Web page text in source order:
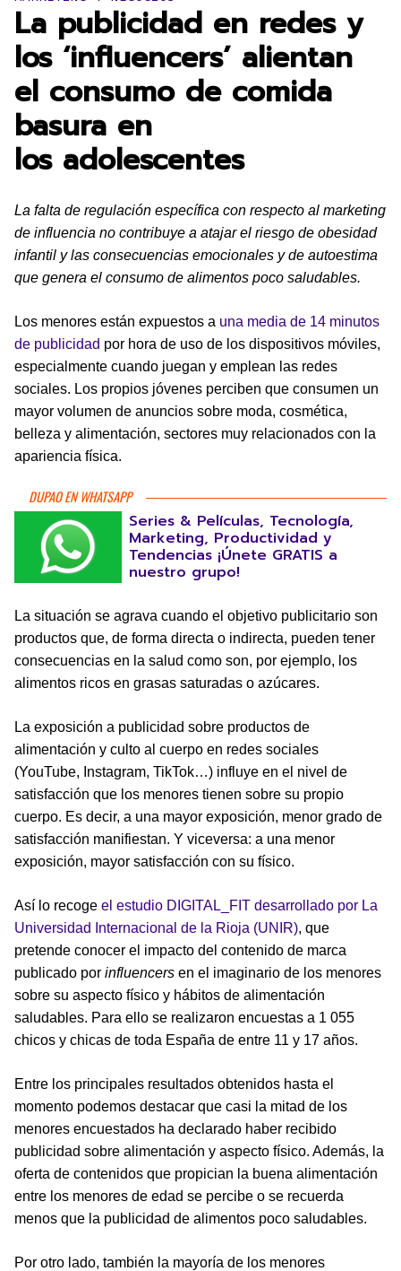
La publicidad en redes y
los ‘influencers’ alientan
el consumo de comida
basura en
los adolescentes
La falta de regulación específica con respecto al marketing
de influencia no contribuye a atajar el riesgo de obesidad
infantil y las consecuencias emocionales y de autoestima
que genera el consumo de alimentos poco saludables.
Los menores están expuestos a una media de 14 minutos
de publicidad por hora de uso de los dispositivos móviles,
especialmente cuando juegan y emplean las redes
sociales. Los propios jóvenes perciben que consumen un
mayor volumen de anuncios sobre moda, cosmética,
belleza y alimentación, sectores muy relacionados con la
apariencia física.
DUPAO EN WHATSAPP
Series & Películas, Tecnología,
Marketing, Productividad y
Tendencias ¡Únete GRATIS a
nuestro grupo!
La situación se agrava cuando el objetivo publicitario son
productos que, de forma directa o indirecta, pueden tener
consecuencias en la salud como son, por ejemplo, los
alimentos ricos en grasas saturadas o azúcares.
La exposición a publicidad sobre productos de
alimentación y culto al cuerpo en redes sociales
(YouTube, Instagram, TikTok…) influye en el nivel de
satisfacción que los menores tienen sobre su propio
cuerpo. Es decir, a una mayor exposición, menor grado de
satisfacción manifiestan. Y viceversa: a una menor
exposición, mayor satisfacción con su físico.
Así lo recoge el estudio DIGITAL_FIT desarrollado por La
Universidad Internacional de la Rioja (UNIR), que
pretende conocer el impacto del contenido de marca
publicado por influencers en el imaginario de los menores
sobre su aspecto físico y hábitos de alimentación
saludables. Para ello se realizaron encuestas a 1 055
chicos y chicas de toda España de entre 11 y 17 años.
Entre los principales resultados obtenidos hasta el
momento podemos destacar que casi la mitad de los
menores encuestados ha declarado haber recibido
publicidad sobre alimentación y aspecto físico. Además, la
oferta de contenidos que propician la buena alimentación
entre los menores de edad se percibe o se recuerda
menos que la publicidad de alimentos poco saludables.
Por otro lado, también la mayoría de los menores